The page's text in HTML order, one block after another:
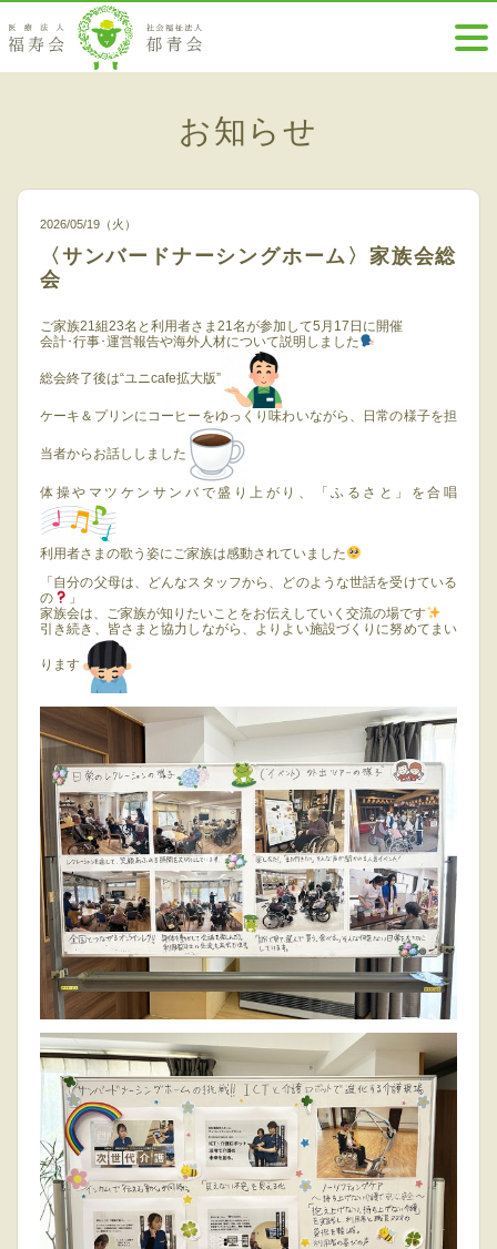
お知らせ
2026/05/19（火）
〈サンバードナーシングホーム〉家族会総
会
ご家族21組23名と利用者さま21名が参加して5月17日に開催
会計･行事･運営報告や海外人材について説明しました
総会終了後は“ユニcafe拡大版”
ケーキ＆プリンにコーヒーをゆっくり味わいながら、日常の様子を担
当者からお話ししました
体操やマツケンサンバで盛り上がり、「ふるさと」を合唱
利用者さまの歌う姿にご家族は感動されていました
「自分の父母は、どんなスタッフから、どのような世話を受けている
の
」
家族会は、ご家族が知りたいことをお伝えしていく交流の場です
引き続き、皆さまと協力しながら、よりよい施設づくりに努めてまい
ります